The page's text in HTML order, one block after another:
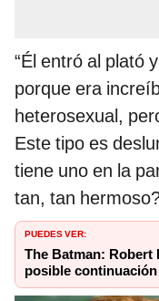
“Él entró al plató
porque era
heterosexual,
Este tipo es
tiene uno en la
tan, tan
PUEDES VER:
The Batman: Robert
posible continuación